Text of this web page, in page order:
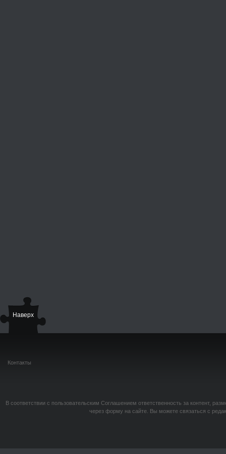
Наверх
Контакты
В соответствии с пользовательским Соглашением ответственность за контент,
через форму на сайте. Вы можете связаться с